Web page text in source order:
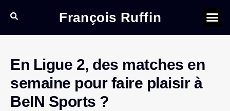
François Ruffin
En Ligue 2, des matches en
semaine pour faire plaisir à
BeIN Sports ?